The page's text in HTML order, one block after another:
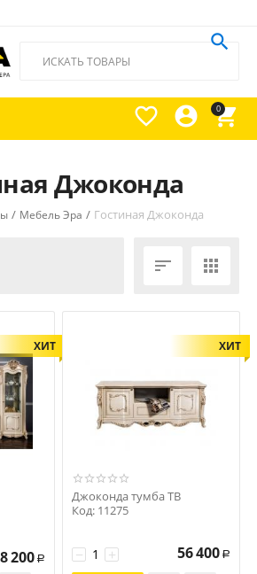
0




Джоконда
/ Мебель Эра / Гостиная Джоконда
 
ХИТ
200 Р
ХИТ
Джоконда тумба ТВ
Код: 11275
+
− 56 400 Р